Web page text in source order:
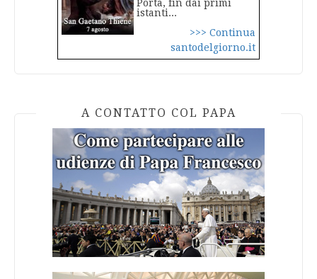
Porta, fin dai primi
istanti...
>>> Continua
santodelgiorno.it
A CONTATTO COL PAPA